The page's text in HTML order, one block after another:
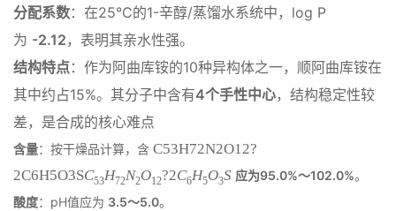
分配系数：在25°C的1-辛醇/蒸馏水系统中，log P
为 -2.12 ，表明其亲水性强。
结构特点：作为阿曲库铵的10种异构体之一，顺阿曲库铵在
其中约占15%。其分子中含有4个手性中心，结构稳定性较
差，是合成的核心难点
含量：按干燥品计算，含 C53H72N2O12?
2C6H5O3SC53H72N2O12?2C6H5O3S 应为95.0%～102.0%。
酸度：pH值应为 3.5～5.0。